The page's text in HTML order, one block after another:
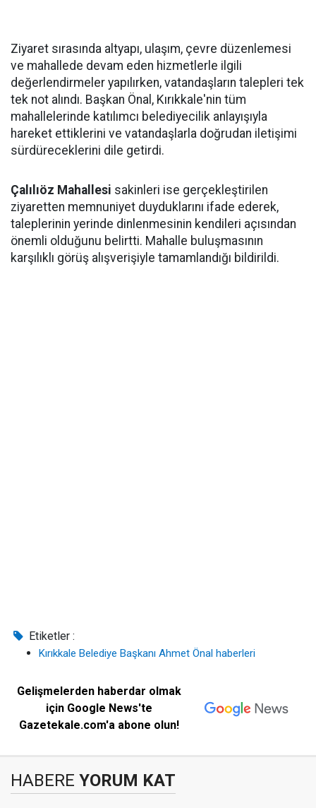
Ziyaret sırasında altyapı, ulaşım, çevre düzenlemesi
ve mahallede devam eden hizmetlerle ilgili
değerlendirmeler yapılırken, vatandaşların talepleri tek
tek not alındı. Başkan Önal, Kırıkkale'nin tüm
mahallelerinde katılımcı belediyecilik anlayışıyla
hareket ettiklerini ve vatandaşlarla doğrudan iletişimi
sürdüreceklerini dile getirdi.
Çalılıöz Mahallesi sakinleri ise gerçekleştirilen
ziyaretten memnuniyet duyduklarını ifade ederek,
taleplerinin yerinde dinlenmesinin kendileri açısından
önemli olduğunu belirtti. Mahalle buluşmasının
karşılıklı görüş alışverişiyle tamamlandığı bildirildi.
Etiketler :
Kırıkkale Belediye Başkanı Ahmet Önal haberleri
Gelişmelerden haberdar olmak
için Google News'te
Gazetekale.com'a abone olun!
HABERE YORUM KAT